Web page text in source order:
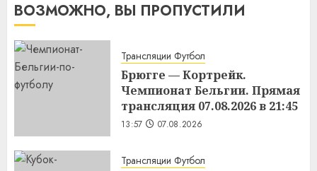
ВОЗМОЖНО, ВЫ ПРОПУСТИЛИ
Трансляции Футбол
Брюгге — Кортрейк.
Чемпионат Бельгии. Прямая
трансляция 07.08.2026 в 21:45
13:57 07.08.2026
Трансляции Футбол